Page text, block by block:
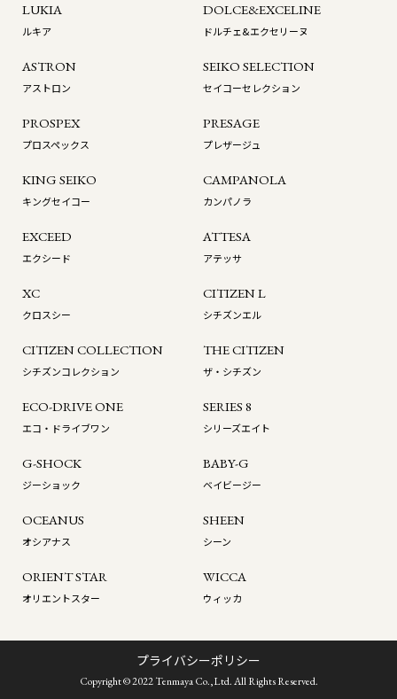
LUKIA
ルキア
DOLCE&EXCELINE
ドルチェ&エクセリーヌ
ASTRON
アストロン
SEIKO SELECTION
セイコーセレクション
PROSPEX
プロスペックス
PRESAGE
プレザージュ
KING SEIKO
キングセイコー
CAMPANOLA
カンパノラ
EXCEED
エクシード
ATTESA
アテッサ
XC
クロスシー
CITIZEN L
シチズンエル
CITIZEN COLLECTION
シチズンコレクション
THE CITIZEN
ザ・シチズン
ECO-DRIVE ONE
エコ・ドライブワン
SERIES 8
シリーズエイト
G-SHOCK
ジーショック
BABY-G
ベイビージー
OCEANUS
オシアナス
SHEEN
シーン
ORIENT STAR
オリエントスター
WICCA
ウィッカ
プライバシーポリシー
Copyright © 2022 Tenmaya Co.,Ltd. All Rights Reserved.